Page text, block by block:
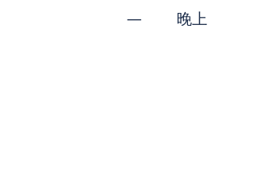
— 晚上